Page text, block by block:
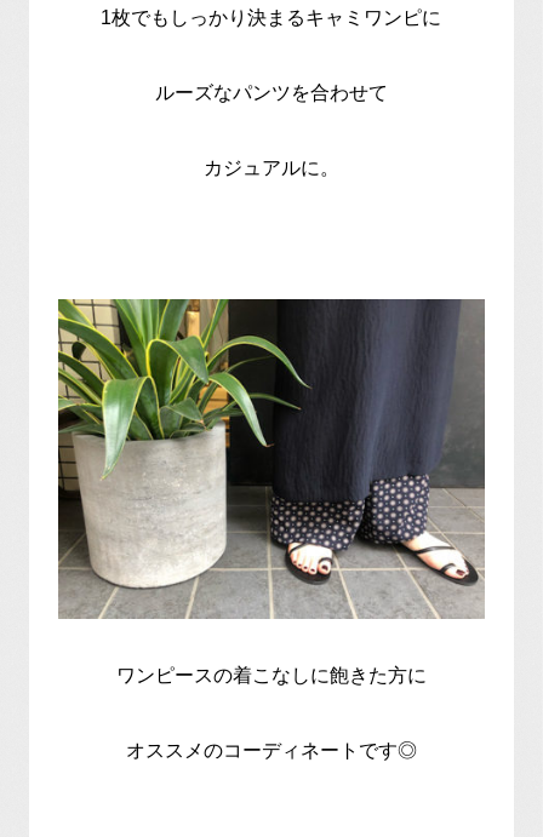
1枚でもしっかり決まるキャミワンピに
ルーズなパンツを合わせて
カジュアルに。
ワンピースの着こなしに飽きた方に
オススメのコーディネートです◎